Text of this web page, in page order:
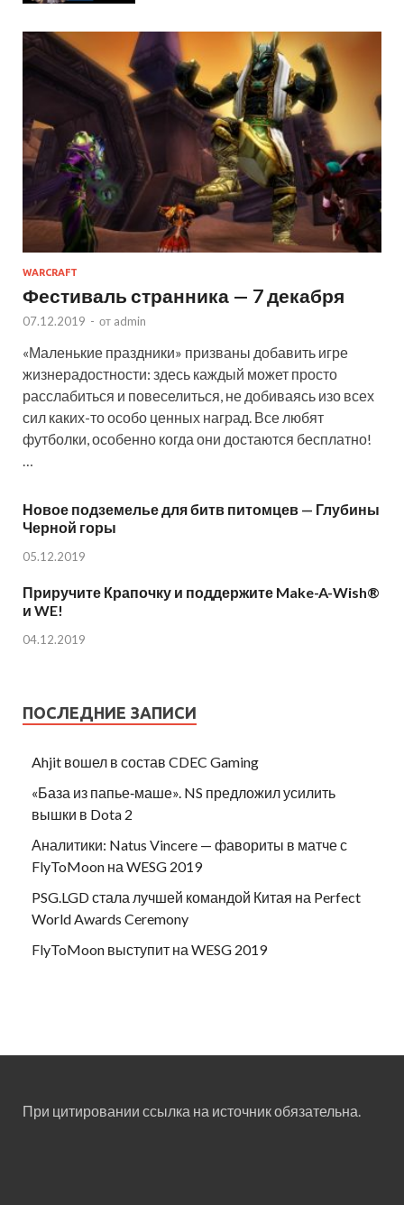
WARCRAFT
Фестиваль странника — 7 декабря
07.12.2019 - от admin
«Маленькие праздники» призваны добавить игре
жизнерадостности: здесь каждый может просто
расслабиться и повеселиться, не добиваясь изо всех
сил каких-то особо ценных наград. Все любят
футболки, особенно когда они достаются бесплатно!
…
Новое подземелье для битв питомцев — Глубины
Черной горы
05.12.2019
Приручите Крапочку и поддержите Make-A-Wish®
и WE!
04.12.2019
ПОСЛЕДНИЕ ЗАПИСИ
Ahjit вошел в состав CDEC Gaming
«База из папье‑маше». NS предложил усилить
вышки в Dota 2
Аналитики: Natus Vincere — фавориты в матче с
FlyToMoon на WESG 2019
PSG.LGD стала лучшей командой Китая на Perfect
World Awards Ceremony
FlyToMoon выступит на WESG 2019
При цитировании ссылка на источник обязательна.